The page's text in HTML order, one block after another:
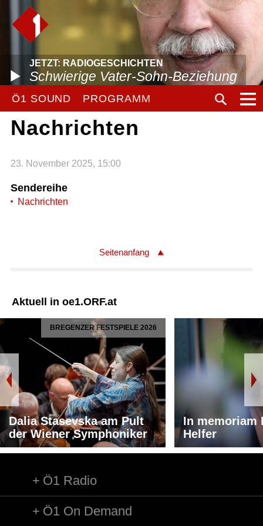
JETZT: RADIOGESCHICHTEN
Schwierige Vater-Sohn-Beziehung
Ö1 SOUND PROGRAMM
Nachrichten
23. November 2025, 15:00
Sendereihe
Nachrichten
Seitenanfang
Aktuell in oe1.ORF.at
BREGENZER FESTSPIELE 2026
Dalia Stasevska am Pult
der Wiener Symphoniker
In memoriam
Helfer
Ö1 Radio
Ö1 On Demand